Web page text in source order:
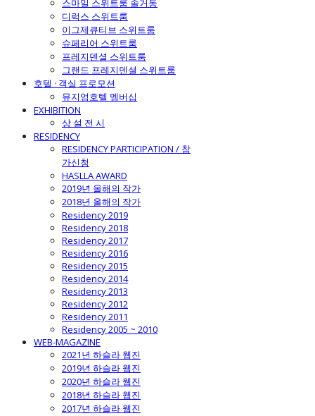
스마일 스위트룸 솔거동
디럭스 스위트룸
이그제큐티브 스위트룸
슈페리어 스위트룸
프레지덴셜 스위트룸
그랜드 프레지덴셜 스위트룸
호텔 · 객실 프로모션
뮤지엄호텔 멤버십
EXHIBITION
상 설 전 시
RESIDENCY
RESIDENCY PARTICIPATION / 참
가신청
HASLLA AWARD
2019년 올해의 작가
2018년 올해의 작가
Residency 2019
Residency 2018
Residency 2017
Residency 2016
Residency 2015
Residency 2014
Residency 2013
Residency 2012
Residency 2011
Residency 2005 ~ 2010
WEB-MAGAZINE
2021년 하슬라 웹진
2019년 하슬라 웹진
2020년 하슬라 웹진
2018년 하슬라 웹진
2017년 하슬라 웹진